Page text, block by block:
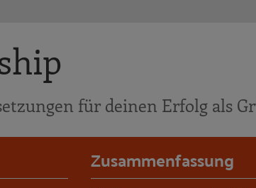
für deinen Erfolg als
Zusammenfassung